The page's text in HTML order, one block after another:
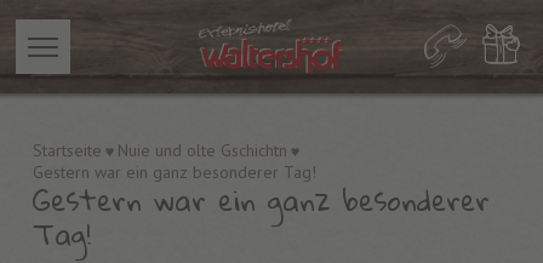
Startseite
Nuie und olte Gschichtn
Gestern war ein ganz besonderer Tag!
Gestern war ein ganz besonderer
Tag!